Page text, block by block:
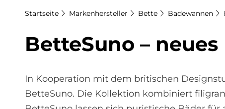
Startseite Markenhersteller Bette Badewannen
Bet­teSu­no –
In Kooperation mit dem britischen
BetteSuno. Die Kollektion kombiniert